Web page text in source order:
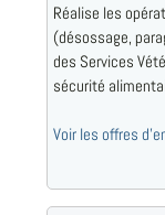
Réalise les
(désossage,
des Services
sécurité
Voir les offres